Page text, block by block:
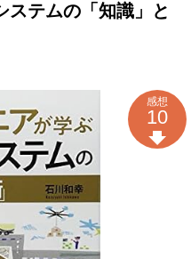
ステムの「知識」と
感想
10